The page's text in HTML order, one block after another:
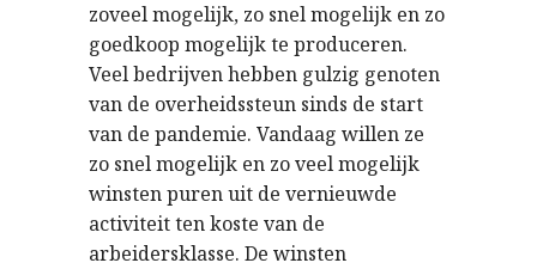
zoveel mogelijk, zo snel mogelijk en zo
goedkoop mogelijk te produceren.
Veel bedrijven hebben gulzig genoten
van de overheidssteun sinds de start
van de pandemie. Vandaag willen ze
zo snel mogelijk en zo veel mogelijk
winsten puren uit de vernieuwde
activiteit ten koste van de
arbeidersklasse. De winsten